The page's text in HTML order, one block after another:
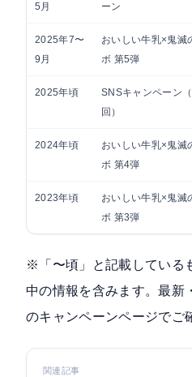
5月
ーン
2025年7〜
9月
おいしい牛乳×鬼滅
ボ 第5弾
2025年頃
SNSキャンペーン
回）
2024年頃
おいしい牛乳×鬼滅
ボ 第4弾
2023年頃
おいしい牛乳×鬼滅
ボ 第3弾
※「〜頃」と記載している
中の情報を含みます。最新
のキャンペーンページでご
関連記事